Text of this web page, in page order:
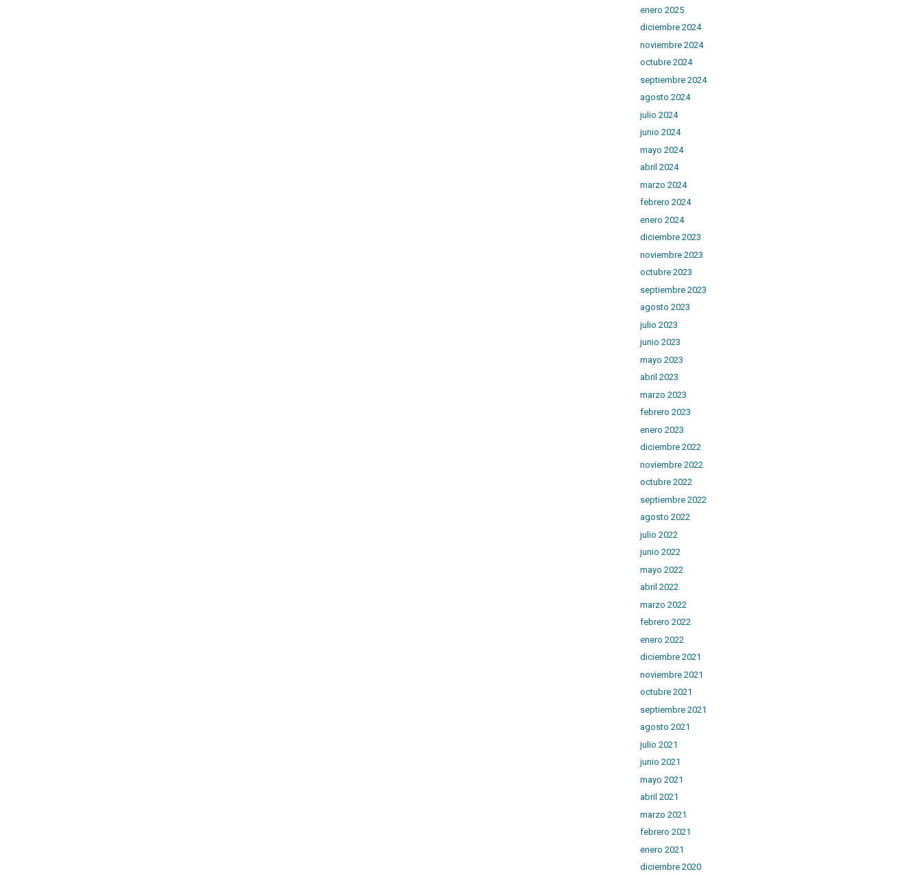
enero 2025
diciembre 2024
noviembre 2024
octubre 2024
septiembre 2024
agosto 2024
julio 2024
junio 2024
mayo 2024
abril 2024
marzo 2024
febrero 2024
enero 2024
diciembre 2023
noviembre 2023
octubre 2023
septiembre 2023
agosto 2023
julio 2023
junio 2023
mayo 2023
abril 2023
marzo 2023
febrero 2023
enero 2023
diciembre 2022
noviembre 2022
octubre 2022
septiembre 2022
agosto 2022
julio 2022
junio 2022
mayo 2022
abril 2022
marzo 2022
febrero 2022
enero 2022
diciembre 2021
noviembre 2021
octubre 2021
septiembre 2021
agosto 2021
julio 2021
junio 2021
mayo 2021
abril 2021
marzo 2021
febrero 2021
enero 2021
diciembre 2020